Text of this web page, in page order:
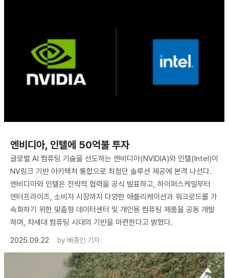
엔비디아, 인텔에 50억불 투자
글로벌 AI 컴퓨팅 기술을 선도하는 엔비디아(NVIDIA)와 인텔(Intel)이
NV링크 기반 아키텍처 통합으로 최첨단 솔루션 제공에 본격 나선다.
엔비디아와 인텔은 전략적 협력을 공식 발표하고, 하이퍼스케일부터
엔터프라이즈, 소비자 시장까지 다양한 애플리케이션과 워크로드를 가
속화하기 위한 맞춤형 데이터센터 및 개인용 컴퓨팅 제품을 공동 개발
하며, 차세대 컴퓨팅 시대의 기반을 마련한다고 밝혔다.
2025.09.22
by 배종인 기자